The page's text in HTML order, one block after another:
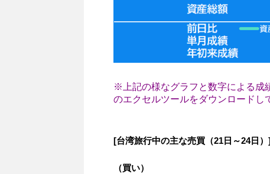
※上記の様なグラフと数字による成
のエクセルツールをダウンロードし
[台湾旅行中の主な売買（21日～24日
（買い）